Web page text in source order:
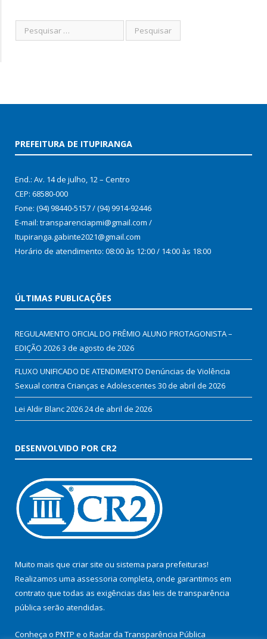
PREFEITURA DE ITUPIRANGA
End.: Av. 14 de julho, 12 – Centro
CEP: 68580-000
Fone: (94) 98440-5157 / (94) 9914-92446
E-mail: transparenciapmi@gmail.com /
Itupiranga.gabinte2021@gmail.com
Horário de atendimento: 08:00 às 12:00 / 14:00 às 18:00
ÚLTIMAS PUBLICAÇÕES
REGULAMENTO OFICIAL DO PRÊMIO ALUNO PROTAGONISTA –
EDIÇÃO 20263 de agosto de 2026
FLUXO UNIFICADO DE ATENDIMENTO Denúncias de Violência
Sexual contra Crianças e Adolescentes 30 de abril de 2026
Lei Aldir Blanc 202624 de abril de 2026
DESENVOLVIDO POR CR2
Muito mais que criar site ou sistema para prefeituras!
Realizamos uma assessoria completa, onde garantimos em
contrato que todas as exigências das leis de transparência
pública serão atendidas.
Conheça o PNTP e o Radar da Transparência Pública